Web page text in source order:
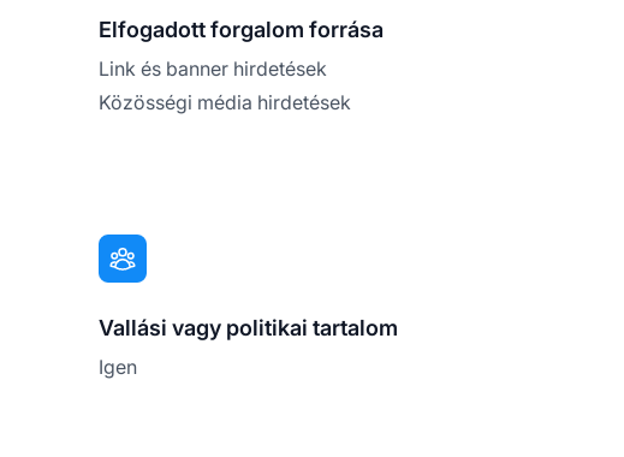
Elfogadott forgalom forrása
Link és banner hirdetések
Közösségi média hirdetések
Vallási vagy politikai tartalom
Igen